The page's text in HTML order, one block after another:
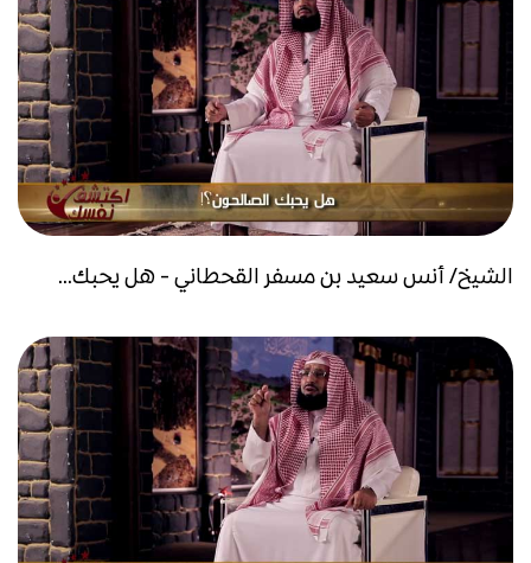
الشيخ/ أنس سعيد بن مسفر القحطاني - هل يحبك...